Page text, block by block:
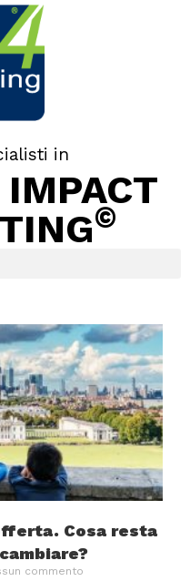
in
©
Cosa resta
commento